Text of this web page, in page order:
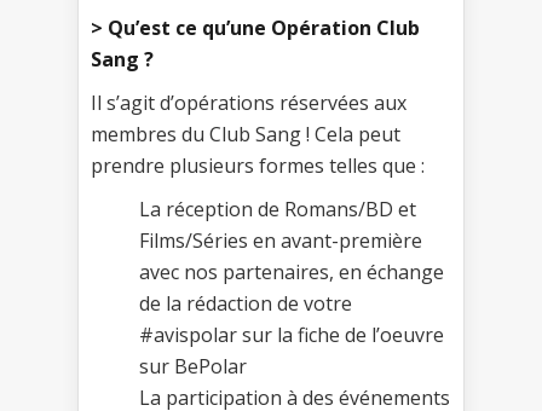
> Qu’est ce qu’une Opération Club
Sang ?
Il s’agit d’opérations réservées aux
membres du Club Sang ! Cela peut
prendre plusieurs formes telles que :
La réception de Romans/BD et
Films/Séries en avant-première
avec nos partenaires, en échange
de la rédaction de votre
#avispolar sur la fiche de l’oeuvre
sur BePolar
La participation à des événements